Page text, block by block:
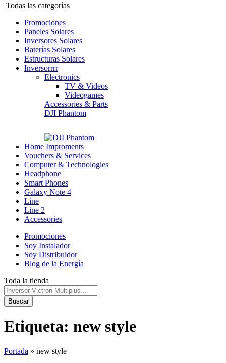
Todas las categorías
Promociones
Paneles Solares
Inversores Solares
Baterías Solares
Estructuras Solares
Inversorrrr
Electronics
TV & Videos
Videogames
Accessories & Parts
DJI Phantom
Home Improments
Vouchers & Services
Computer & Technologies
Headphone
Smart Phones
Galaxy Note 4
Line
Line 2
Accessories
Promociones
Soy Instalador
Soy Distribuidor
Blog de la Energía
Toda la tienda
Buscar
Etiqueta: new style
Portada » new style